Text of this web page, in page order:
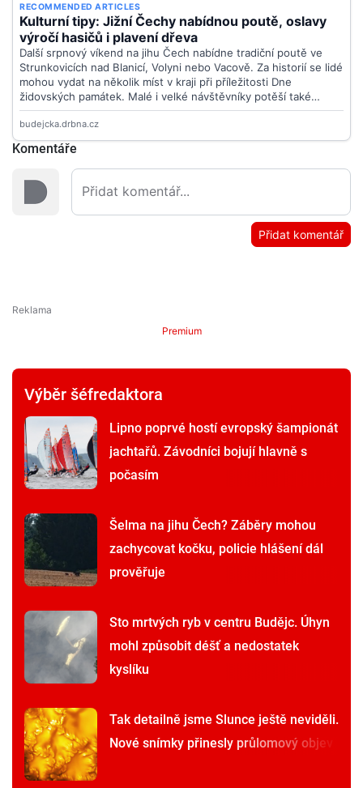
Komentáře
Přidat komentář
Premium
Výběr šéfredaktora
Lipno poprvé hostí evropský šampionát
jachtařů. Závodníci bojují hlavně s
počasím
Šelma na jihu Čech? Záběry mohou
zachycovat kočku, policie hlášení dál
prověřuje
Sto mrtvých ryb v centru Budějc. Úhyn
mohl způsobit déšť a nedostatek
kyslíku
Tak detailně jsme Slunce ještě neviděli.
Nové snímky přinesly průlomový objev